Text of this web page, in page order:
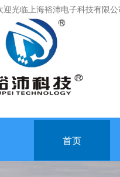
迎光临上海裕沛电子科技有限公
首页